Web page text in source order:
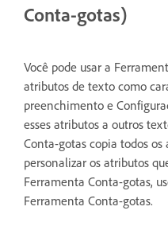
Conta-gotas)
Você pode usar a
atributos de texto como
preenchimento e
esses atributos a outros
Conta-gotas copia todos
personalizar os atributos
Ferramenta Conta-gotas,
Ferramenta Conta-gotas.